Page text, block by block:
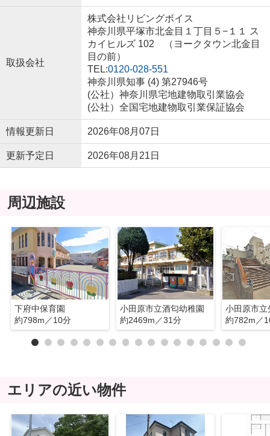
取扱会社
株式会社リビングボイス
神奈川県平塚市北金目１丁目５−１１ ス
カイヒルズ 102 （ヨークタウン北金目
目の前）
TEL:0120-028-551
神奈川県知事 (4) 第27946号
(公社）神奈川県宅地建物取引業協会
(公社）全国宅地建物取引業保証協会
情報更新日 2026年08月07日
更新予定日 2026年08月21日
周辺施設
下府中保育園
約798m／10分
小田原市立酒匂幼稚園
約2469m／31分
小田原市立
約782m／
エリアの近い物件